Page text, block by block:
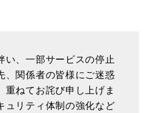
い、一部サービスの停止
、関係者の皆様にご迷惑
重ねてお詫び申し上げま
ュリティ体制の強化など